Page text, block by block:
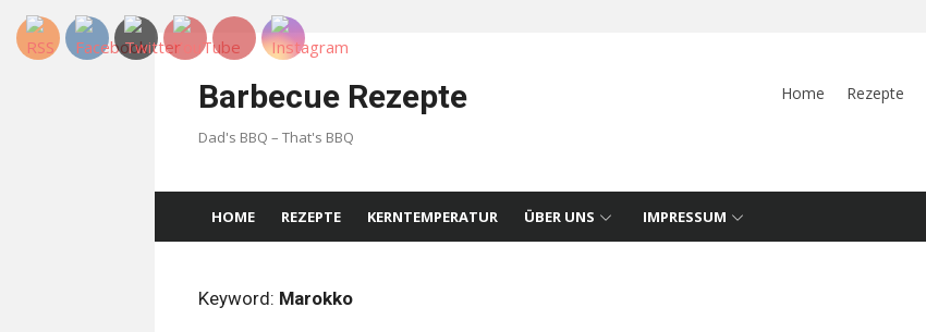
Skip
Barbecue Rezepte
Dad's BBQ – That's BBQ
Home Rezepte
HOME REZEPTE KERNTEMPERATUR ÜBER UNS IMPRESSUM
Keyword: Marokko